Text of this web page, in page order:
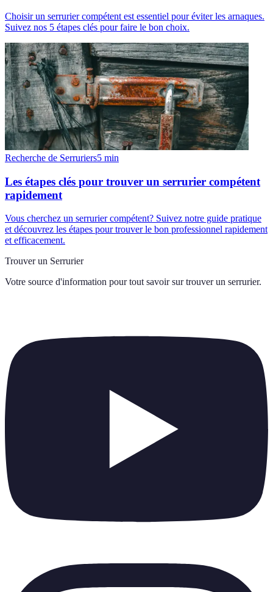
Choisir un serrurier compétent est essentiel pour éviter les arnaques.
Suivez nos 5 étapes clés pour faire le bon choix.
Recherche de Serruriers5 min
Les étapes clés pour trouver un serrurier compétent
rapidement
Vous cherchez un serrurier compétent? Suivez notre guide pratique
et découvrez les étapes pour trouver le bon professionnel rapidement
et efficacement.
Trouver un Serrurier
Votre source d'information pour tout savoir sur trouver un serrurier.